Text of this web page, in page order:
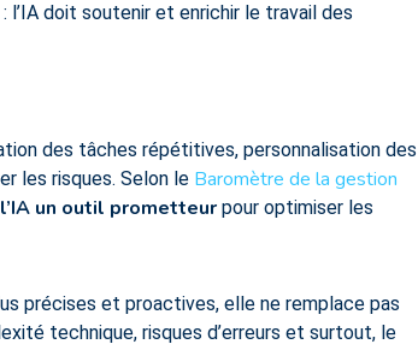
doit soutenir et enrichir le travail des
des tâches répétitives, personnalisation des
les risques. Selon le Baromètre de la gestion
un outil prometteur pour optimiser les
précises et proactives, elle ne remplace pas
technique, risques d’erreurs et surtout, le